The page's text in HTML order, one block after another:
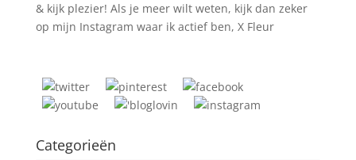
& kijk plezier! Als je meer wilt weten, kijk dan zeker
op mijn Instagram waar ik actief ben, X Fleur
Categorieën